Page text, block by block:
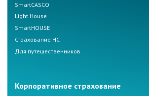
SmartCASCO
Light House
SmartHOUSE
Страхование НС
Для путешественников
Корпоративное страхование